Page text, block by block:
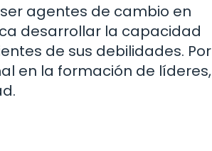
agentes de cambio en
desarrollar la capacidad
de sus debilidades. Por
en la formación de líderes,